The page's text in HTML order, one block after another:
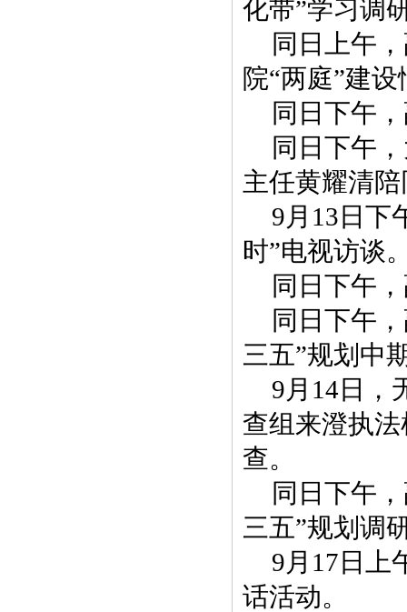
化带”学习调
同日上午
院“两庭”建
同日下午
同日下午
主任黄耀清
9月13日下
时”电视访谈
同日下午
同日下午
三五”规划中
9月14日，
查组来澄执
查。
同日下午
三五”规划调
9月17日上
话活动。